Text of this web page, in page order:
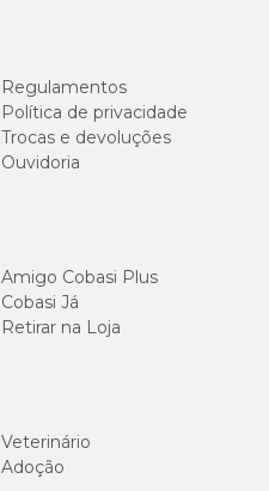
Regulamentos
Política de privacidade
Trocas e devoluções
Ouvidoria
Amigo Cobasi Plus
Cobasi Já
Retirar na Loja
Veterinário
Adoção